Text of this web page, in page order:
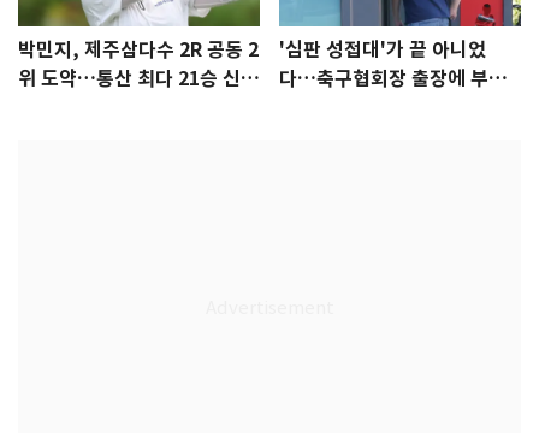
박민지, 제주삼다수 2R 공동 2
위 도약…통산 최다 21승 신기
'심판 성접대'가 끝 아니었
다…축구협회장 출장에 부인